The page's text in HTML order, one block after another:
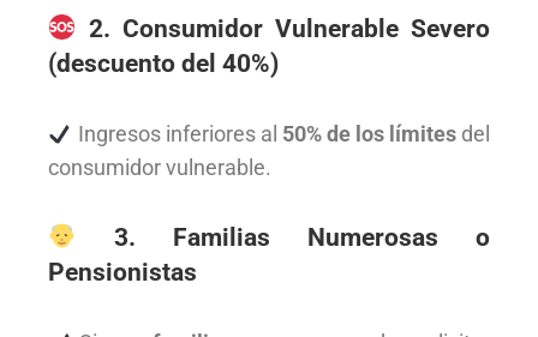
2. Consumidor Vulnerable Severo
(descuento del 40%)
Ingresos inferiores al 50% de los límitesdel
consumidor vulnerable.
3. Familias Numerosas o
Pensionistas